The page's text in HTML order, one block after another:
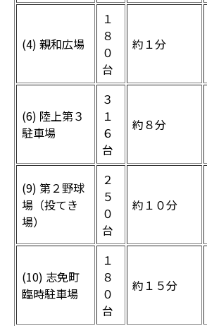
(4) 親和広場
１
８
０
台
約１分
(6) 陸上第３
駐車場
３
１
６
台
約８分
(9) 第２野球
場（投てき
場）
２
５
０
台
約１０分
(10) 志免町
臨時駐車場
１
８
０
台
約１５分